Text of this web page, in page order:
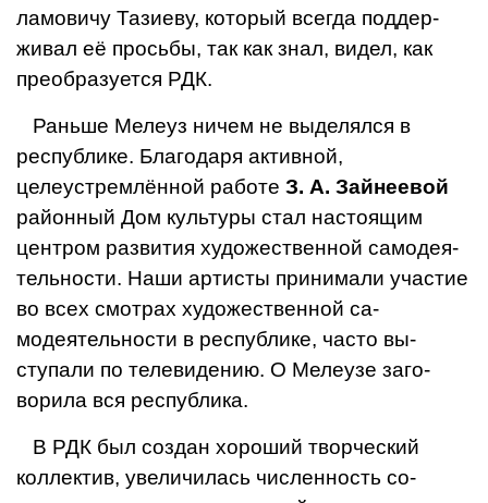
ламовичу Тазиеву, который всегда поддер­
живал её просьбы, так как знал, видел, как
преобразуется РДК.
Раньше Мелеуз ничем не выделялся в
республике. Благодаря активной,
целеустремлённой работе З. А. Зайнеевой
рай­онный Дом культуры стал настоящим
центром развития художественной самодея­
тельности. Наши артисты принимали участие
во всех смотрах художественной са­
модеятельности в республике, часто вы­
ступали по телевидению. О Мелеузе заго­
ворила вся республика.
В РДК был создан хороший творческий
коллектив, увеличилась численность со­